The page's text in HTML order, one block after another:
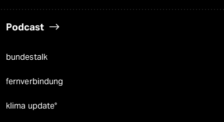
Podcast
bundestalk
fernverbindung
klima update°